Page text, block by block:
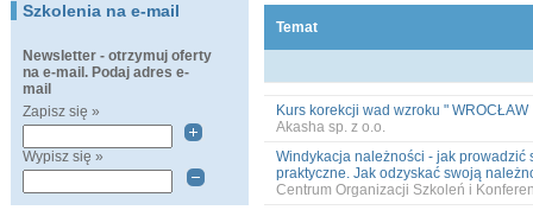
Szkolenia na e-mail
Newsletter - otrzymuj oferty
na e-mail. Podaj adres e-
mail
Zapisz się »
Wypisz się »
Temat
Kurs korekcji wad wzroku " WROCŁAW
Akasha sp. z o.o.
Windykacja należności - jak prowadzić
praktyczne. Jak odzyskać swoją
Centrum Organizacji Szkoleń i